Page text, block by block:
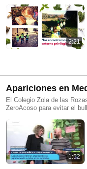
2:21
Apariciones en
El Colegio Zola de las
ZeroAcoso para evitar el
1:52